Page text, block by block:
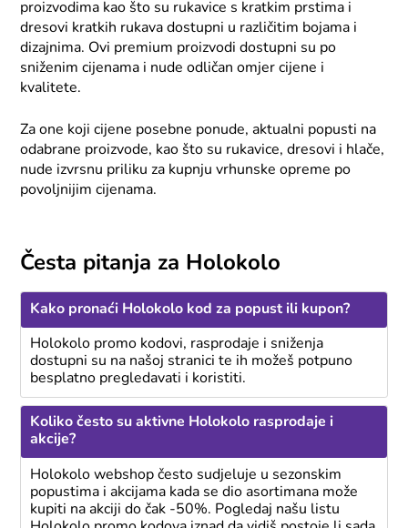
proizvodima kao što su rukavice s kratkim prstima i
dresovi kratkih rukava dostupni u različitim bojama i
dizajnima. Ovi premium proizvodi dostupni su po
sniženim cijenama i nude odličan omjer cijene i
kvalitete.
Za one koji cijene posebne ponude, aktualni popusti na
odabrane proizvode, kao što su rukavice, dresovi i hlače,
nude izvrsnu priliku za kupnju vrhunske opreme po
povoljnijim cijenama.
Česta pitanja za Holokolo
Kako pronaći Holokolo kod za popust ili kupon?
Holokolo promo kodovi, rasprodaje i sniženja
dostupni su na našoj stranici te ih možeš potpuno
besplatno pregledavati i koristiti.
Koliko često su aktivne Holokolo rasprodaje i
akcije?
Holokolo webshop često sudjeluje u sezonskim
popustima i akcijama kada se dio asortimana može
kupiti na akciji do čak -50%. Pogledaj našu listu